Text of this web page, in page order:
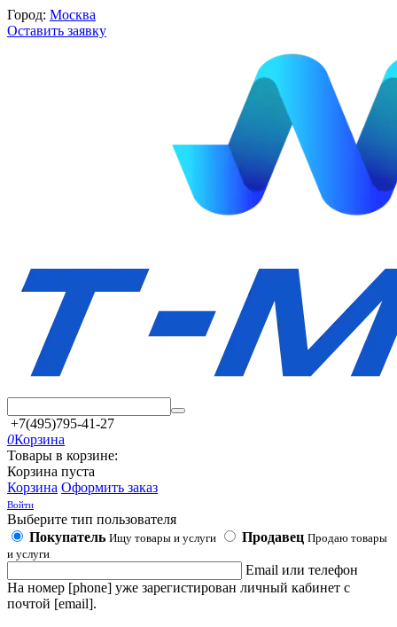
Город: Москва
Оставить заявку
+7(495)795-41-27
0Корзина
Товары в корзине:
Корзина пуста
Корзина Оформить заказ
Войти
Выберите тип пользователя
Покупатель Ищу товары и услуги Продавец Продаю товары
и услуги
Email или телефон
На номер [phone] уже зарегистирован личный кабинет с
почтой [email].